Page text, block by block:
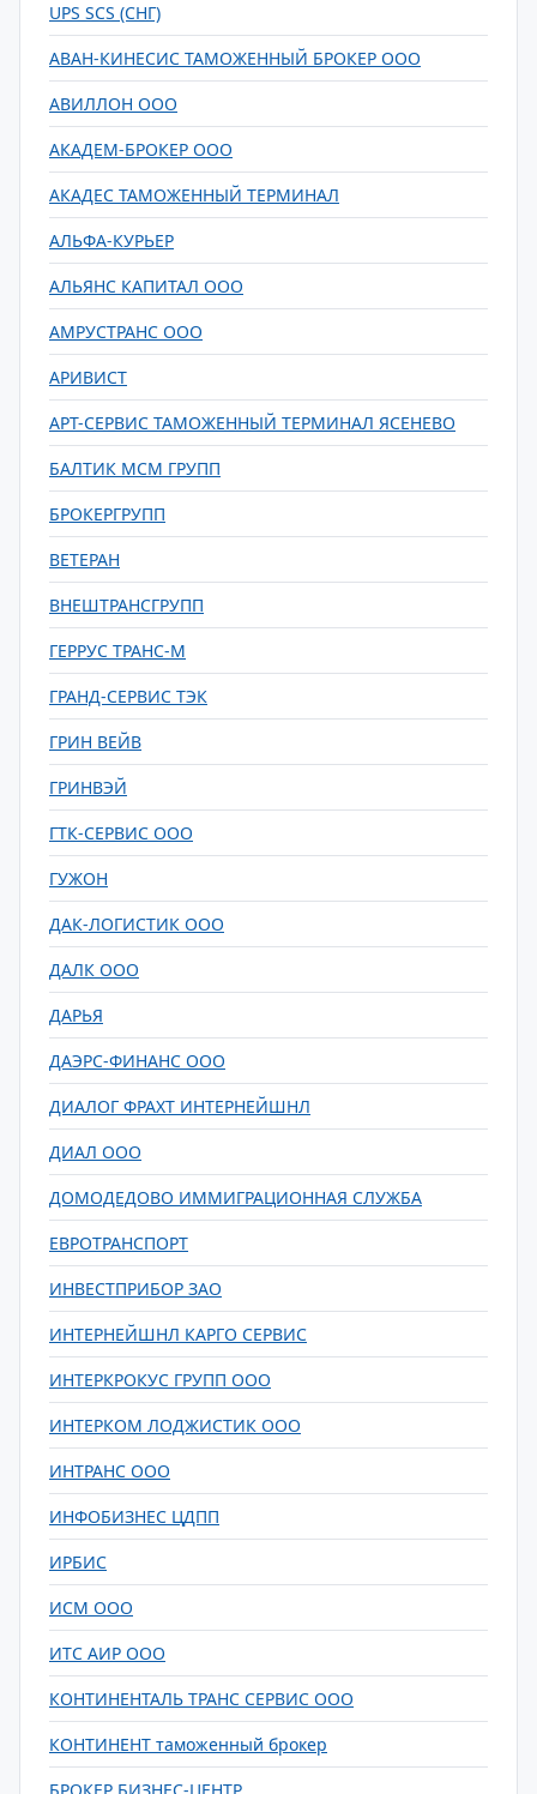
UPS SCS (СНГ)
АВАН-КИНЕСИС ТАМОЖЕННЫЙ БРОКЕР ООО
АВИЛЛОН ООО
АКАДЕМ-БРОКЕР ООО
АКАДЕС ТАМОЖЕННЫЙ ТЕРМИНАЛ
АЛЬФА-КУРЬЕР
АЛЬЯНС КАПИТАЛ ООО
АМРУСТРАНС ООО
АРИВИСТ
АРТ-СЕРВИС ТАМОЖЕННЫЙ ТЕРМИНАЛ ЯСЕНЕВО
БАЛТИК МСМ ГРУПП
БРОКЕРГРУПП
ВЕТЕРАН
ВНЕШТРАНСГРУПП
ГЕРРУС ТРАНС-М
ГРАНД-СЕРВИС ТЭК
ГРИН ВЕЙВ
ГРИНВЭЙ
ГТК-СЕРВИС ООО
ГУЖОН
ДАК-ЛОГИСТИК ООО
ДАЛК ООО
ДАРЬЯ
ДАЭРС-ФИНАНС ООО
ДИАЛОГ ФРАХТ ИНТЕРНЕЙШНЛ
ДИАЛ ООО
ДОМОДЕДОВО ИММИГРАЦИОННАЯ СЛУЖБА
ЕВРОТРАНСПОРТ
ИНВЕСТПРИБОР ЗАО
ИНТЕРНЕЙШНЛ КАРГО СЕРВИС
ИНТЕРКРОКУС ГРУПП ООО
ИНТЕРКОМ ЛОДЖИСТИК ООО
ИНТРАНС ООО
ИНФОБИЗНЕС ЦДПП
ИРБИС
ИСМ ООО
ИТС АИР ООО
КОНТИНЕНТАЛЬ ТРАНС СЕРВИС ООО
КОНТИНЕНТ таможенный брокер